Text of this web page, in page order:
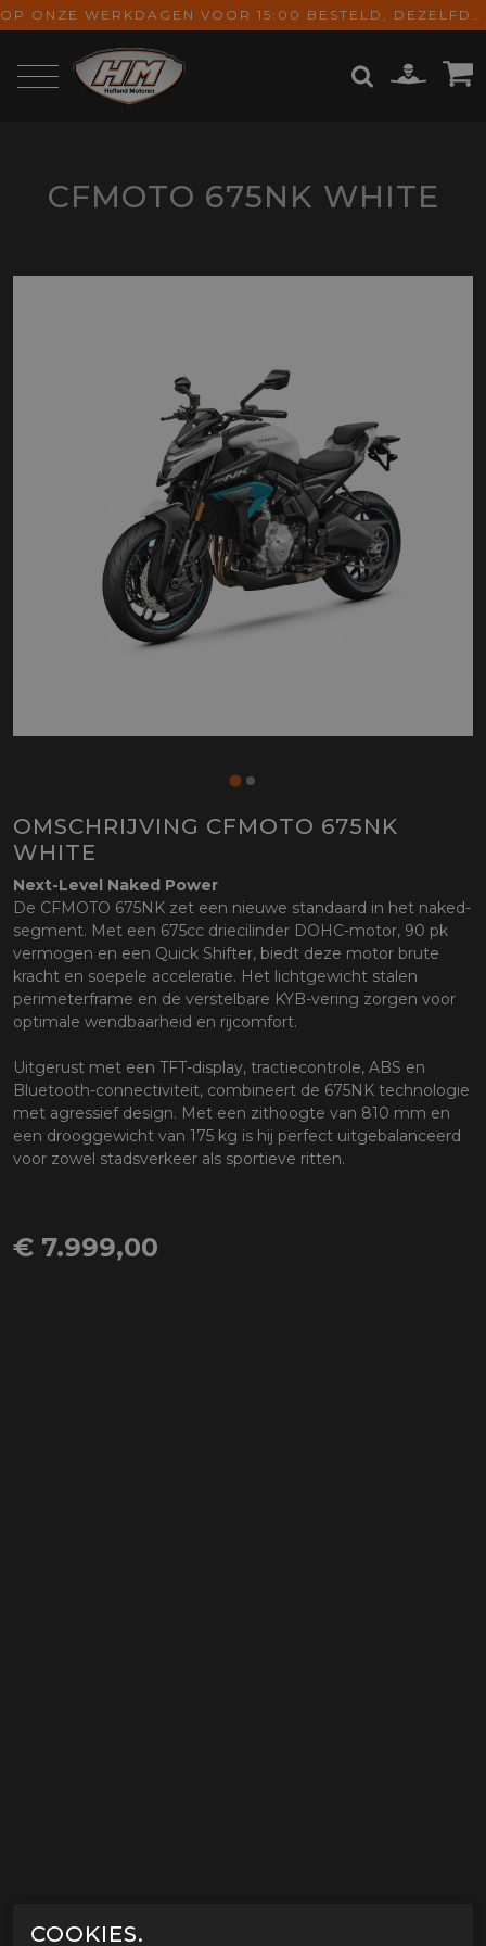
OP ONZE WERKDAGEN VOOR 15:00 BESTELD, DEZELFDE DAG VERZONDEN! GRATIS VERZENDING VANAF € 65,-
CFMOTO 675NK WHITE
OMSCHRIJVING CFMOTO 675NK
WHITE
Next-Level Naked Power
De CFMOTO 675NK zet een nieuwe standaard in het naked-
segment. Met een 675cc driecilinder DOHC-motor, 90 pk
vermogen en een Quick Shifter, biedt deze motor brute
kracht en soepele acceleratie. Het lichtgewicht stalen
perimeterframe en de verstelbare KYB-vering zorgen voor
optimale wendbaarheid en rijcomfort.
Uitgerust met een TFT-display, tractiecontrole, ABS en
Bluetooth-connectiviteit, combineert de 675NK technologie
met agressief design. Met een zithoogte van 810 mm en
een drooggewicht van 175 kg is hij perfect uitgebalanceerd
voor zowel stadsverkeer als sportieve ritten.
€ 7.999,00
COOKIES.